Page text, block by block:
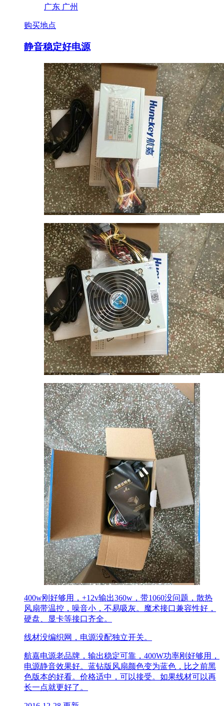
广东 广州
购买地点
静音稳定好电源
400w刚好够用，+12v输出360w，带1060没问题，散热
风扇带温控，噪音小，不易吸灰。魔术接口兼容性好，
硬盘、显卡等接口齐全。
线材没编织网，电源没配独立开关。
航嘉电源老品牌，输出稳定可靠，400W功率刚好够用，
电源静音效果好。蓝钻版风扇颜色变为蓝色，比之前黑
色版本的好看。价格适中，可以接受。如果线材可以再
长一点就更好了。